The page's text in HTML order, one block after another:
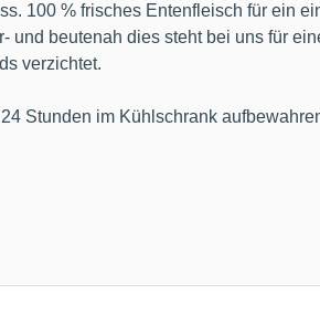
100 % frisches Entenfleisch für ein
beutenah dies steht bei uns für
verzichtet.
Stunden im Kühlschrank